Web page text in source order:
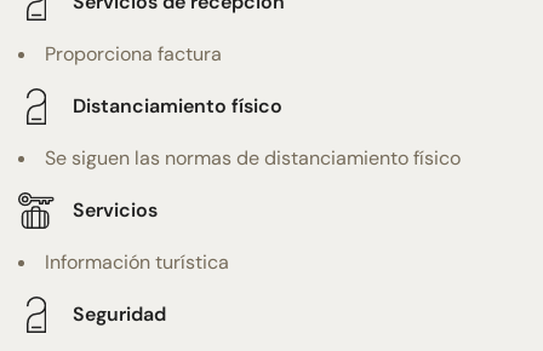
Proporciona factura
Distanciamiento físico
Se siguen las normas de distanciamiento físico
Servicios
Información turística
Seguridad